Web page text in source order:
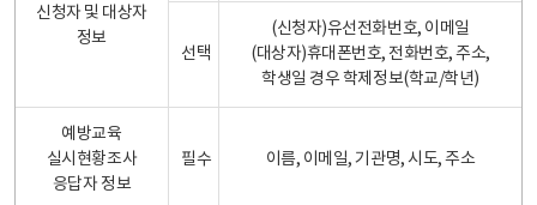
신청자 및 대상자
정보
선택
(신청자)유선전화번호, 이메일
(대상자)휴대폰번호, 전화번호, 주소,
학생일 경우 학제정보(학교/학년)
예방교육
실시현황조사
응답자 정보
필수 이름, 이메일, 기관명, 시도, 주소